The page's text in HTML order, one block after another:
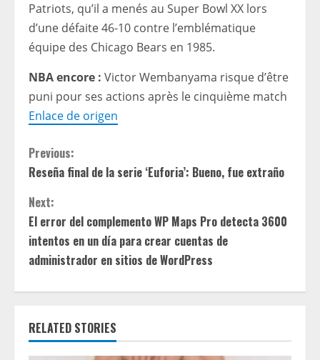
Patriots, qu’il a menés au Super Bowl XX lors
d’une défaite 46-10 contre l’emblématique
équipe des Chicago Bears en 1985.
NBA encore : Victor Wembanyama risque d’être
puni pour ses actions après le cinquième match
Enlace de origen
C
o
n
t
u
Previous:
Reseña final de la serie ‘Euforia’: Bueno, fue extraño
Next:
El error del complemento WP Maps Pro detecta 3600
intentos en un día para crear cuentas de
administrador en sitios de WordPress
RELATED STORIES